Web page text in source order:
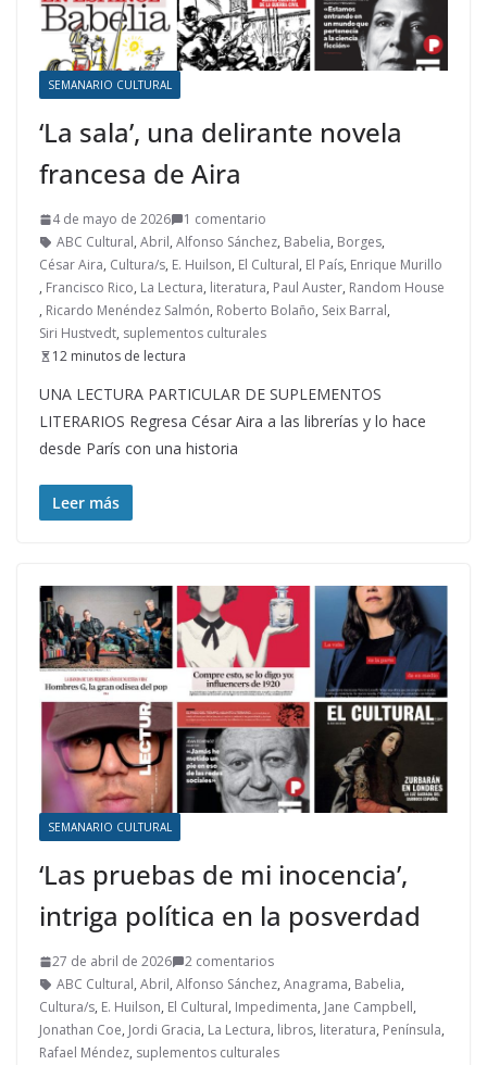
SEMANARIO CULTURAL
‘La sala’, una delirante novela
francesa de Aira
4 de mayo de 2026
1 comentario
ABC Cultural, Abril, Alfonso Sánchez, Babelia, Borges,
César Aira, Cultura/s, E. Huilson, El Cultural, El País, Enrique Murillo
, Francisco Rico, La Lectura, literatura, Paul Auster, Random House
, Ricardo Menéndez Salmón, Roberto Bolaño, Seix Barral,
Siri Hustvedt, suplementos culturales
12 minutos de lectura
UNA LECTURA PARTICULAR DE SUPLEMENTOS
LITERARIOS Regresa César Aira a las librerías y lo hace
desde París con una historia
Leer más
SEMANARIO CULTURAL
‘Las pruebas de mi inocencia’,
intriga política en la posverdad
27 de abril de 2026
2 comentarios
ABC Cultural, Abril, Alfonso Sánchez, Anagrama, Babelia,
Cultura/s, E. Huilson, El Cultural, Impedimenta, Jane Campbell,
Jonathan Coe, Jordi Gracia, La Lectura, libros, literatura, Península,
Rafael Méndez, suplementos culturales